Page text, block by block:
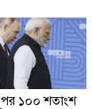
১০০ শতাংশ